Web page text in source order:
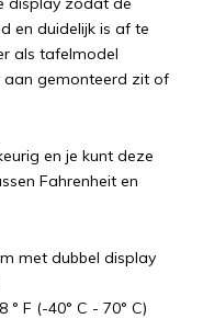
en duidelijk is af te
als tafelmodel
gemonteerd zit of
en je kunt deze
Fahrenheit en
met dubbel display
° F (-40° C - 70° C)